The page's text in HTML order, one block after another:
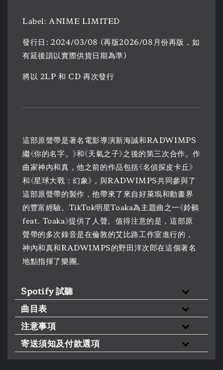
Label: ANIME LIMITED
發行日: 2024/03/08 (再版2026/08月份再版，如
有延後請以實際供貨日期為準)
將以 2LP 和 CD 再次發行
這部原聲帶是著名電影導演新海誠和RADWIMPS
繼《你的名字。》和《天氣之子》之後的第三次合作。作
曲家神內和真，他之前的作品包括《名偵探皮卡丘》
和《星球大戰：幻象》，與RADWIMPS共同參與了
這部原聲帶的製作，他帶來了來自好萊塢和動畫界
的豐富經驗。TikTok明星Toaka為主題曲之一《鈴鵺
feat. Toaka》提供了人聲。值得注意的是，這部原
聲帶的多次錄音是在倫敦的艾比路工作室進行的，
神內和真和RADWIMPS的野田洋次郎在這個著名
地點指揮了樂團。
Spotify 試聽
曲目表
注意事項
寄送須知及付款選項